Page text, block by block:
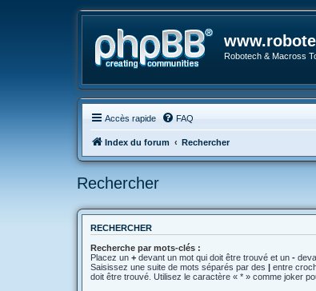
Robotech & Macross
Accès rapide FAQ
Index du forum Rechercher
Rechercher
RECHERCHER
Recherche par mots-clés :
Placez un + devant un mot qui doit être trouvé et un -
Saisissez une suite de mots séparés par des | entre
doit être trouvé. Utilisez le caractère « * » comme joker